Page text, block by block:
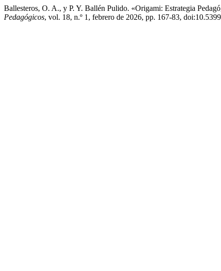
Ballesteros, O. A., y P. Y. Ballén Pulido. «Origami: Estrategia
Pedagógicos, vol. 18, n.º 1, febrero de 2026, pp. 167-83,